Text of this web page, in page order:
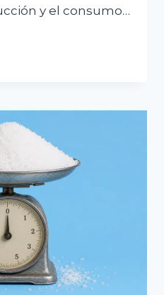
y el consumo…